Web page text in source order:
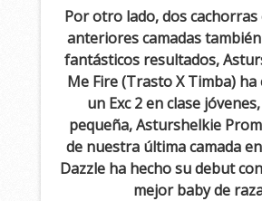
Por otro lado, dos
anteriores camadas
fantásticos resultados,
Me Fire (Trasto X Timba)
un Exc 2 en clase
pequeña, Asturshelkie
de nuestra última camada
Dazzle ha hecho su debut
mejor baby de